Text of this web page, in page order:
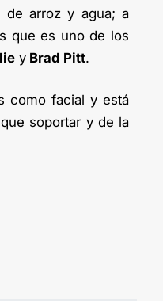
de arroz y agua; a
que es uno de los
y Brad Pitt.
como facial y está
soportar y de la